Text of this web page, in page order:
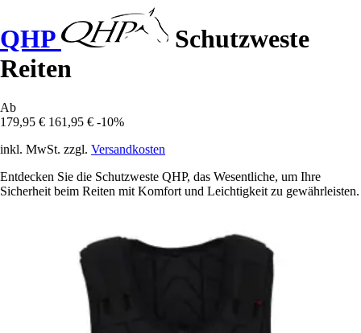
QHP
Schutzweste
Reiten
Ab
179,95 € 161,95 € -10%
inkl. MwSt. zzgl. Versandkosten
Entdecken Sie die Schutzweste QHP, das Wesentliche, um Ihre
Sicherheit beim Reiten mit Komfort und Leichtigkeit zu gewährleisten.